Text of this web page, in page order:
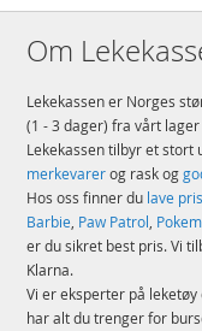
Om
Lekekassen er Norges
(1 - 3 dager) fra vårt
Lekekassen tilbyr et stort
merkevarerog rask og
Hos oss finner du lave
Barbie, Paw Patrol,
er du sikret best pris. Vi
Klarna.
Vi er eksperter på
har alt du trenger for